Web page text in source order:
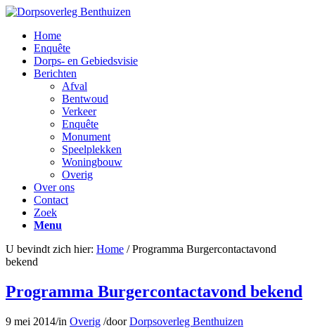
Home
Enquête
Dorps- en Gebiedsvisie
Berichten
Afval
Bentwoud
Verkeer
Enquête
Monument
Speelplekken
Woningbouw
Overig
Over ons
Contact
Zoek
Menu
U bevindt zich hier: Home / Programma Burgercontactavond
bekend
Programma Burgercontactavond bekend
9 mei 2014/in Overig /doorDorpsoverleg Benthuizen